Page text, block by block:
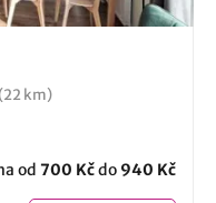
(22 km)
od 700 Kčdo 940 Kč